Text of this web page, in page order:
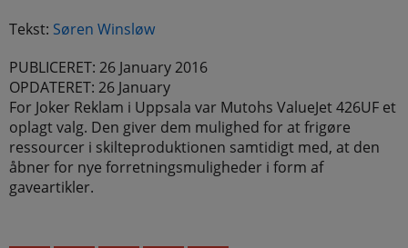
Tekst: Søren Winsløw
PUBLICERET: 26 January 2016
OPDATERET: 26 January
For Joker Reklam i Uppsala var Mutohs ValueJet 426UF et
oplagt valg. Den giver dem mulighed for at frigøre
ressourcer i skilteproduktionen samtidigt med, at den
åbner for nye forretningsmuligheder i form af
gaveartikler.